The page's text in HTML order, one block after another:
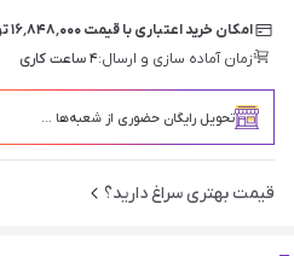
امکان خرید اعتباری با قیمت ۱۶٬۸۴۸٬۰۰۰ تومان
زمان آماده سازی و ارسال:۴ ساعت کاری
تحویل رایگان حضوری از شعبه‌ها ...
قیمت بهتری سراغ دارید؟